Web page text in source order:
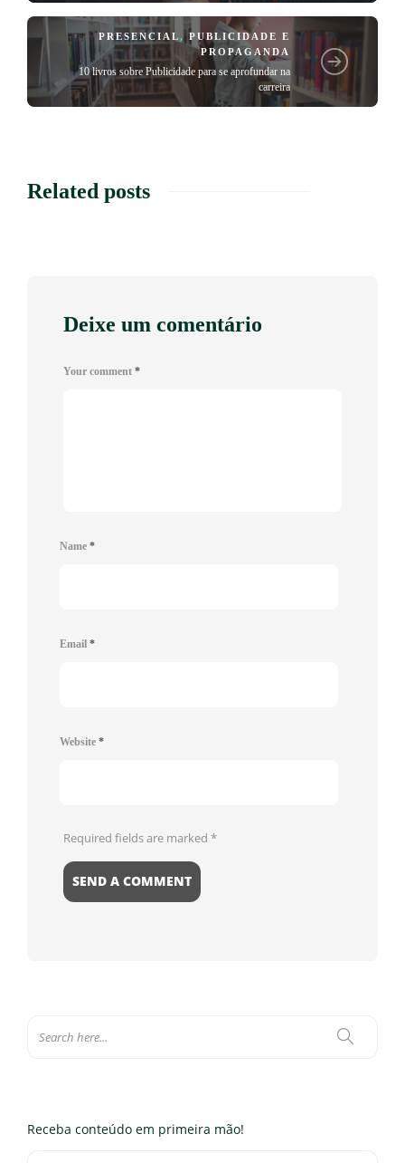
PRESENCIAL, PUBLICIDADE E
PROPAGANDA
10 livros sobre Publicidade para se aprofundar na
carreira
Related posts
Deixe um comentário
Your comment *
Name *
Email *
Website *
Required fields are marked *
Receba conteúdo em primeira mão!